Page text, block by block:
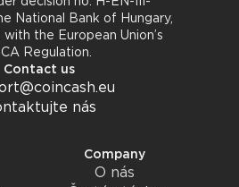
National Bank of Hungary,
the European Union’s
Regulation.
Contact us
nás
Company
O nás